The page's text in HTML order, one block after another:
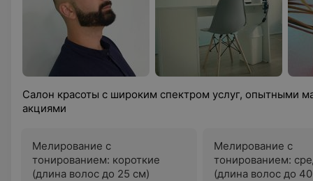
Салон красоты с широким спектром услуг, опытными
акциями
Мелирование с
тонированием: короткие
(длина волос до 25 см)
Мелирование с
тонированием:
(длина волос до